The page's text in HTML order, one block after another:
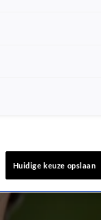
Huidige keuze opslaan